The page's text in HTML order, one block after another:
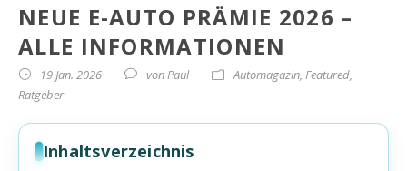
NEUE E-AUTO PRÄMIE 2026 –
ALLE INFORMATIONEN
19 Jan. 2026 von Paul Automagazin Featured
Ratgeber
Inhaltsverzeichnis